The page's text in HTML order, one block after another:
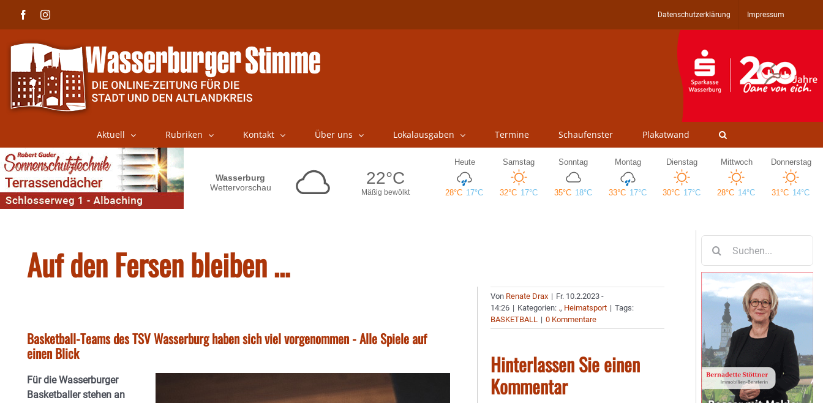
FacebookInstagram Datenschutzerklärung Impressum
Aktuell Rubriken Kontakt Über uns Lokalausgaben Termine Schaufenster Plakatwand
Auf den Fersen bleiben …
Basketball-Teams des TSV Wasserburg haben sich viel vorgenommen - Alle Spiele auf
einen Blick
Für die Wasserburger
Basketballer stehen an
Von Renate Drax | Fr. 10.2.2023 -
14:26 | Kategorien: ., Heimatsport | Tags:
BASKETBALL | 0 Kommentare
Hinterlassen Sie einen
Kommentar
nach: